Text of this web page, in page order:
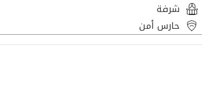
شرفة
حارس أمن